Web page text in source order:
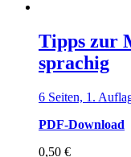
11-
sprachig
Menge
Tipps zur
sprachig
6 Seiten, 1.
PDF-Download
0,50 €